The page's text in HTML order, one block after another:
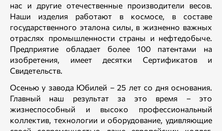
нас и другие отечественные производители весов.
Наши изделия работают в космосе, в составе
государственного эталона силы, в жизненно важных
отраслях промышленности страны и нефтедобыче.
Предприятие обладает более 100 патентами на
изобретения, имеет десятки Сертификатов и
Свидетельств.
Осенью у завода Юбилей – 25 лет со дня основания.
Главный наш результат за это время – это
жизнеспособный и высоко профессиональный
коллектив, технологии и оборудование, удивляющие